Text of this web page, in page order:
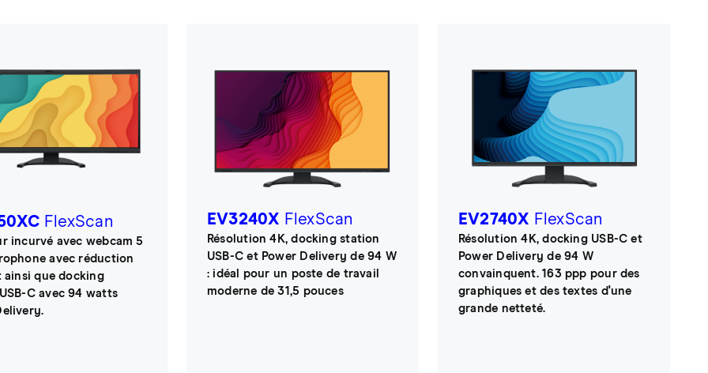
FlexScan
incurvé avec webcam 5
avec réduction
ainsi que docking
C avec 94 watts
EV3240X FlexScan
Résolution 4K, docking station
USB-C et Power Delivery de 94 W
: idéal pour un poste de travail
moderne de 31,5 pouces
EV2740X FlexScan
Résolution 4K, docking USB-C et
Power Delivery de 94 W
convainquent. 163 ppp pour des
graphiques et des textes d'une
grande netteté.